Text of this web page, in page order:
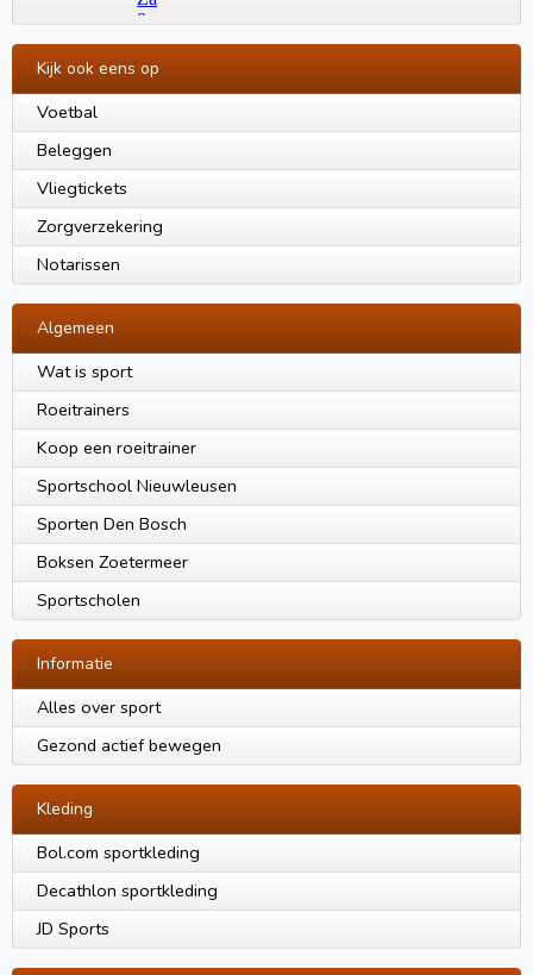
Kijk ook eens op
Voetbal
Beleggen
Vliegtickets
Zorgverzekering
Notarissen
Algemeen
Wat is sport
Roeitrainers
Koop een roeitrainer
Sportschool Nieuwleusen
Sporten Den Bosch
Boksen Zoetermeer
Sportscholen
Informatie
Alles over sport
Gezond actief bewegen
Kleding
Bol.com sportkleding
Decathlon sportkleding
JD Sports